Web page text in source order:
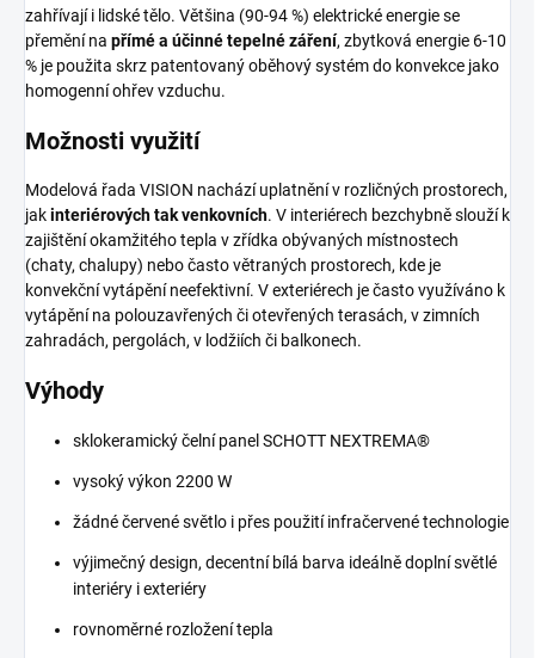
zahřívají i lidské tělo. Většina (90-94 %) elektrické energie se
přemění na přímé a účinné tepelné záření, zbytková energie 6-10
% je použita skrz patentovaný oběhový systém do konvekce jako
homogenní ohřev vzduchu.
Možnosti využití
Modelová řada VISION nachází uplatnění v rozličných prostorech,
jakinteriérových tak venkovních. V interiérech bezchybně slouží k
zajištění okamžitého tepla v zřídka obývaných místnostech
(chaty, chalupy) nebo často větraných prostorech, kde je
konvekční vytápění neefektivní. V exteriérech je často využíváno k
vytápění na polouzavřených či otevřených terasách, v zimních
zahradách, pergolách, v lodžiích či balkonech.
Výhody
sklokeramický čelní panel SCHOTT NEXTREMA®
vysoký výkon 2200 W
žádné červené světlo i přes použití infračervené technologie
výjimečný design, decentní bílá barva ideálně doplní světlé
interiéry i exteriéry
rovnoměrné rozložení tepla